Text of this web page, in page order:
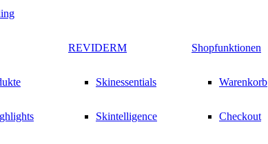
REVIDERM
Skinessentials
Skintelligence
Shopfunktionen
Warenkorb
Checkout